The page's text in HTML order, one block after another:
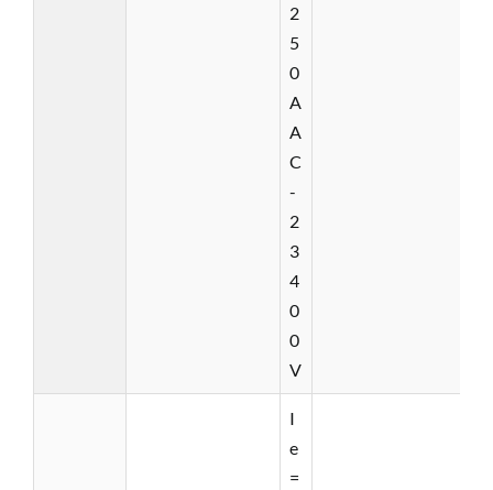
2
5
0
A
A
C
-
2
3
4
0
0
V
I
e
=